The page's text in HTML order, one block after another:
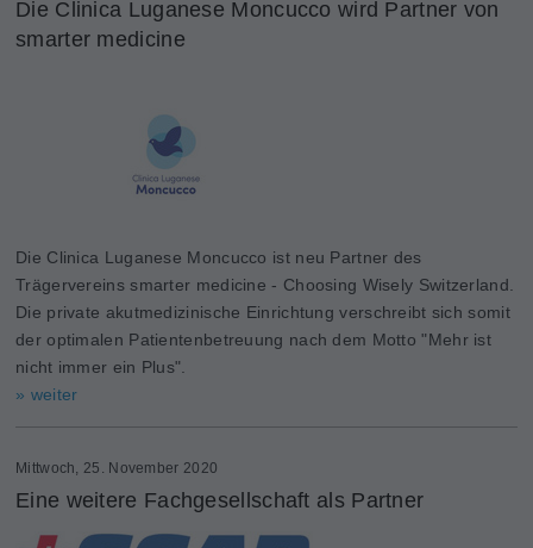
Die Clinica Luganese Moncucco wird Partner von
smarter medicine
Die Clinica Luganese Moncucco ist neu Partner des
Trägervereins smarter medicine - Choosing Wisely Switzerland.
Die private akutmedizinische Einrichtung verschreibt sich somit
der optimalen Patientenbetreuung nach dem Motto "Mehr ist
nicht immer ein Plus".
» weiter
Mittwoch, 25. November 2020
Eine weitere Fachgesellschaft als Partner